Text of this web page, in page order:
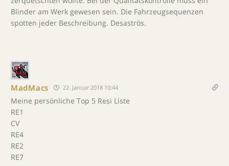
Blinder am Werk gewesen sein. Die Fahrzeugsequenzen
spotten jeder Beschreibung. Desaströs.
MadMacs 22. Januar 2018 10:44
Meine persönliche Top 5 Resi Liste
RE1
CV
RE4
RE2
RE7